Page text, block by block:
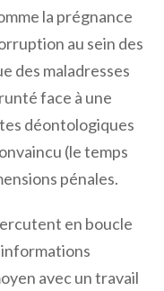
la prégnance
au sein des
des maladresses
face à une
déontologiques
(le temps
pénales.
en boucle
informations
avec un travail